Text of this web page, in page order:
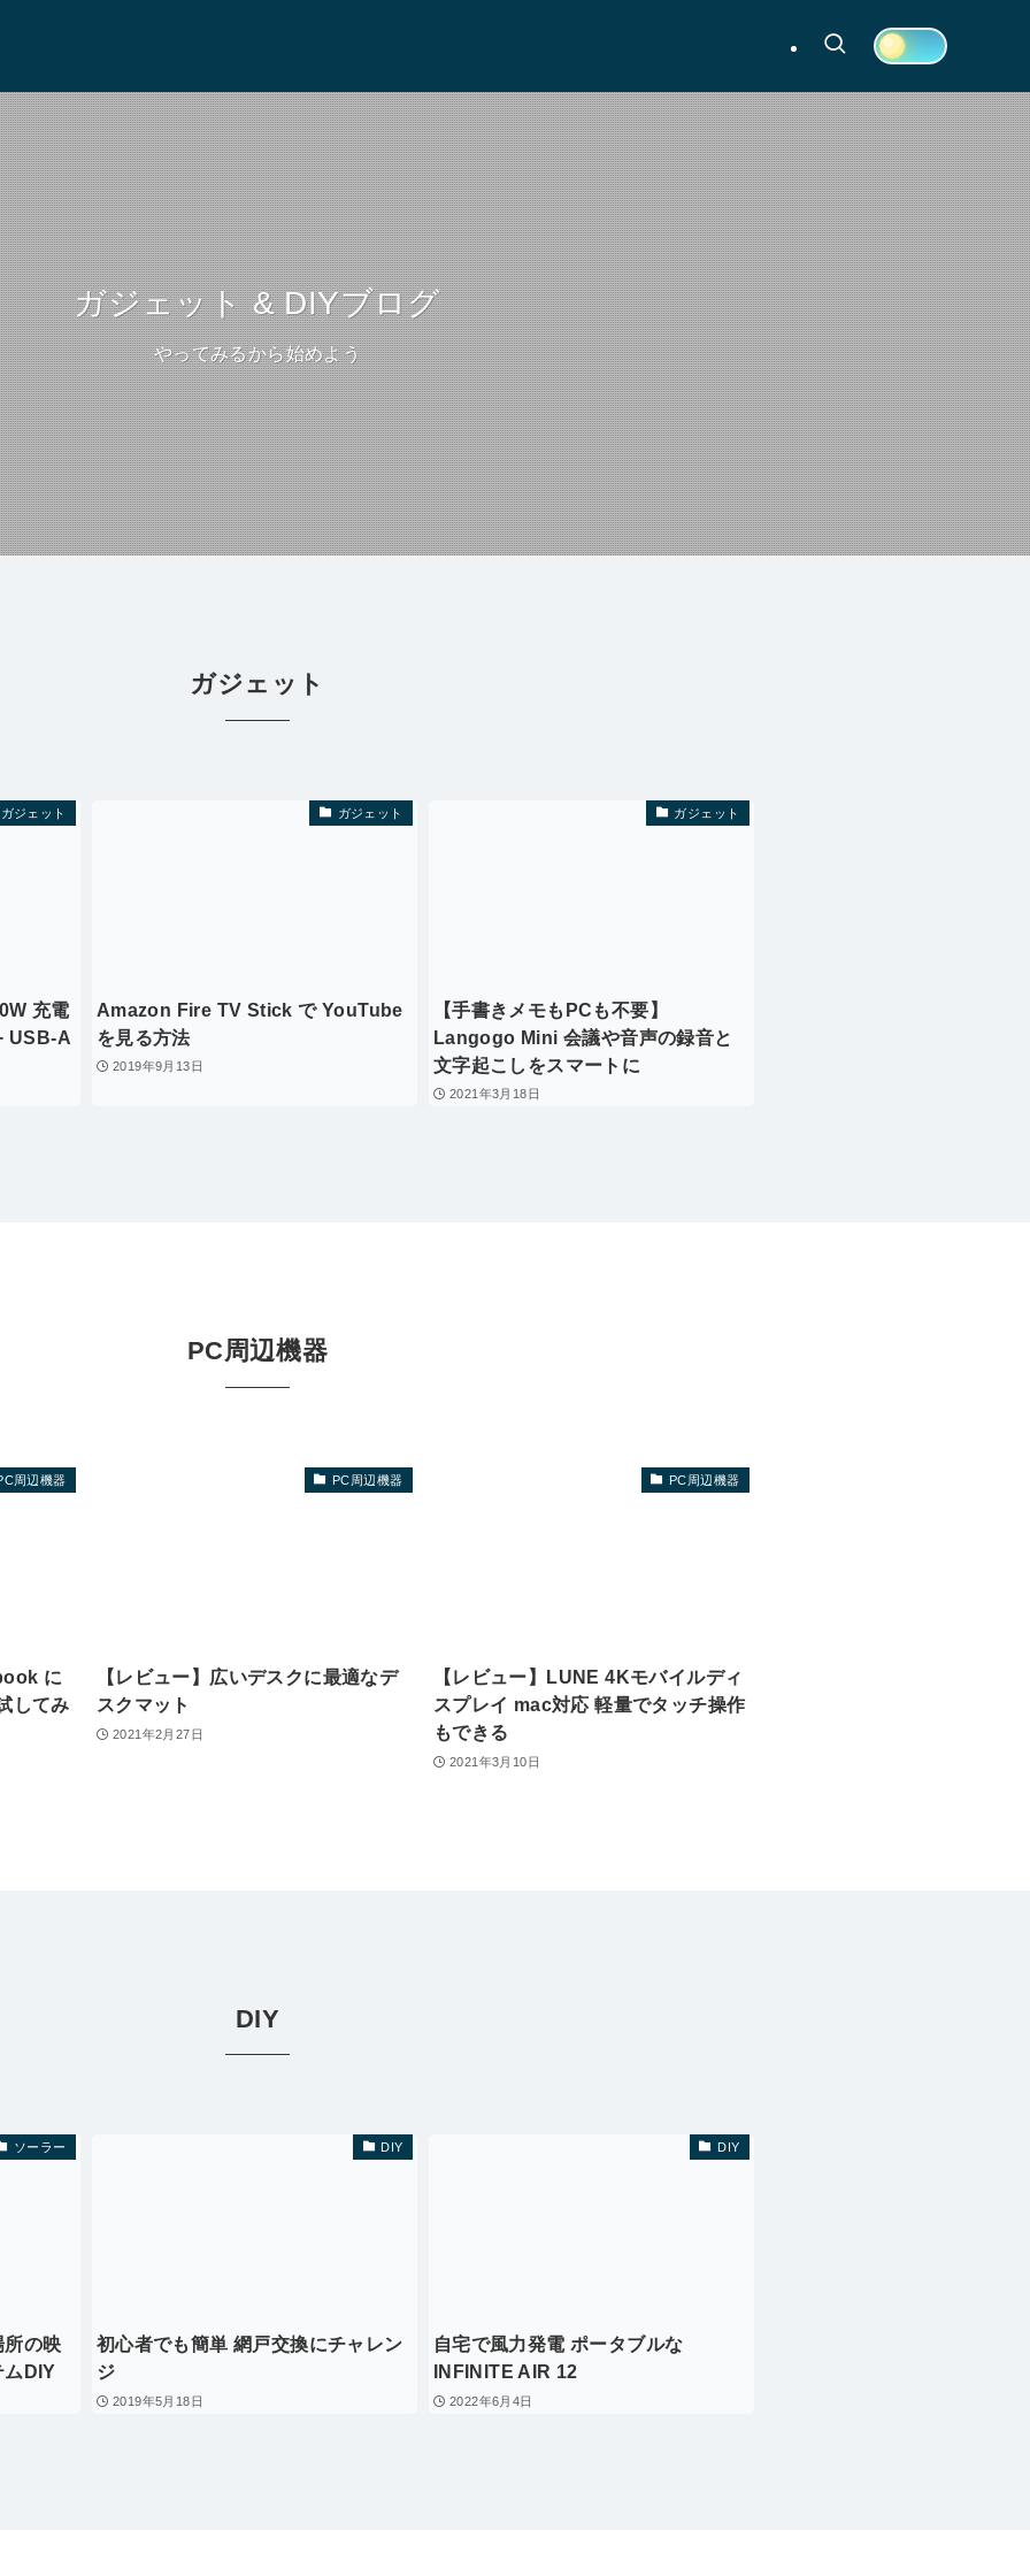
ガジェット & DIYブログ
やってみるから始めよう
ガジェット
ガジェット
充電
USB-A
ガジェット
Amazon Fire TV Stick で YouTube
を見る方法
2019年9月13日
ガジェット
【手書きメモもPCも不要】
Langogo Mini 会議や音声の録音と
文字起こしをスマートに
2021年3月18日
PC周辺機器
周辺機器
に
してみ
PC周辺機器
【レビュー】広いデスクに最適なデ
スクマット
2021年2月27日
PC周辺機器
【レビュー】LUNE 4Kモバイルディ
スプレイ mac対応 軽量でタッチ操作
もできる
2021年3月10日
DIY
ソーラー
所の映
ムDIY
DIY
初心者でも簡単 網戸交換にチャレン
ジ
2019年5月18日
DIY
自宅で風力発電 ポータブルな
INFINITE AIR 12
2022年6月4日